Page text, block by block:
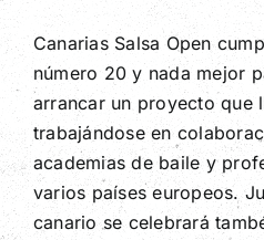
Canarias Salsa Open
número 20 y nada mejor
arrancar un proyecto que
trabajándose en
academias de baile y
varios países europeos.
canario se celebrará